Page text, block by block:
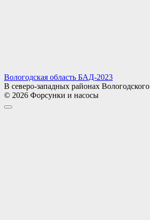
Вологодская область БАД-2023
В северо-западных районах
© 2026 Форсунки и насосы